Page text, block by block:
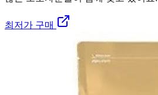
최저가 구매